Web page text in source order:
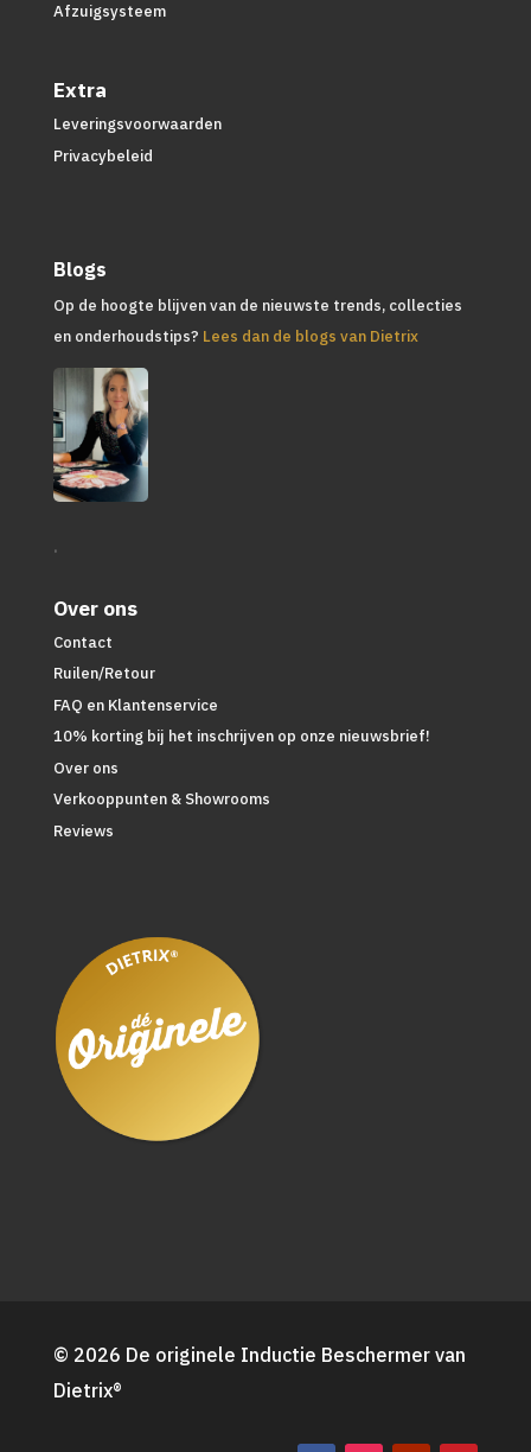
Afzuigsysteem
Extra
Leveringsvoorwaarden
Privacybeleid
Blogs
Op de hoogte blijven van de nieuwste trends, collecties
en onderhoudstips? Lees dan de blogs van Dietrix
.
Over ons
Contact
Ruilen/Retour
FAQ en Klantenservice
10% korting bij het inschrijven op onze nieuwsbrief!
Over ons
Verkooppunten & Showrooms
Reviews
© 2026 De originele Inductie Beschermer van
Dietrix®